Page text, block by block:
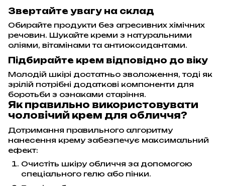
Звертайте увагу на склад
Обирайте продукти без агресивних хімічних
речовин. Шукайте креми з натуральними
оліями, вітамінами та антиоксидантами.
Підбирайте крем відповідно до віку
Молодій шкірі достатньо зволоження, тоді як
зрілій потрібні додаткові компоненти для
боротьби з ознаками старіння.
Як правильно використовувати
чоловічий крем для обличчя?
Дотримання правильного алгоритму
нанесення крему забезпечує максимальний
ефект:
Очистіть шкіру обличчя за допомогою
спеціального гелю або пінки.